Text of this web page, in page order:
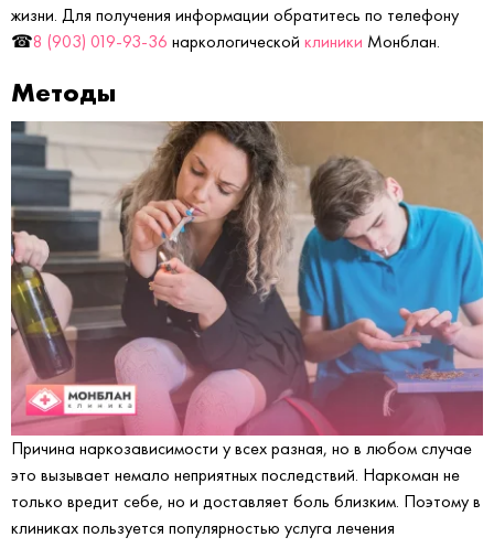
жизни. Для получения информации обратитесь по телефону
☎8 (903) 019-93-36 наркологической клиники Монблан.
Методы
Причина наркозависимости у всех разная, но в любом случае
это вызывает немало неприятных последствий. Наркоман не
только вредит себе, но и доставляет боль близким. Поэтому в
клиниках пользуется популярностью услуга лечения